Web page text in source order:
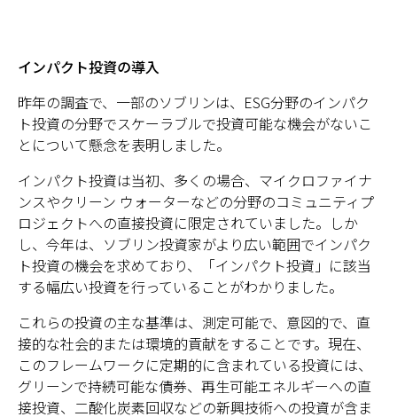
インパクト投資の導入
昨年の調査で、一部のソブリンは、ESG分野のインパク
ト投資の分野でスケーラブルで投資可能な機会がないこ
とについて懸念を表明しました。
インパクト投資は当初、多くの場合、マイクロファイナ
ンスやクリーン ウォーターなどの分野のコミュニティプ
ロジェクトへの直接投資に限定されていました。しか
し、今年は、ソブリン投資家がより広い範囲でインパク
ト投資の機会を求めており、「インパクト投資」に該当
する幅広い投資を行っていることがわかりました。
これらの投資の主な基準は、測定可能で、意図的で、直
接的な社会的または環境的貢献をすることです。現在、
このフレームワークに定期的に含まれている投資には、
グリーンで持続可能な債券、再生可能エネルギーへの直
接投資、二酸化炭素回収などの新興技術への投資が含ま